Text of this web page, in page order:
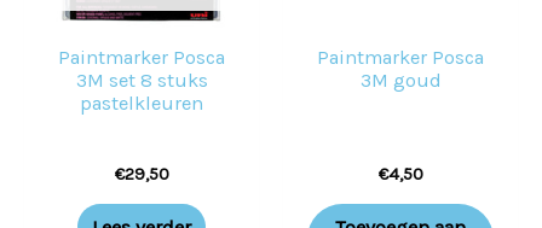
Paintmarker Posca
3M set 8 stuks
pastelkleuren
€29,50
Paintmarker Posca
3M goud
€4,50